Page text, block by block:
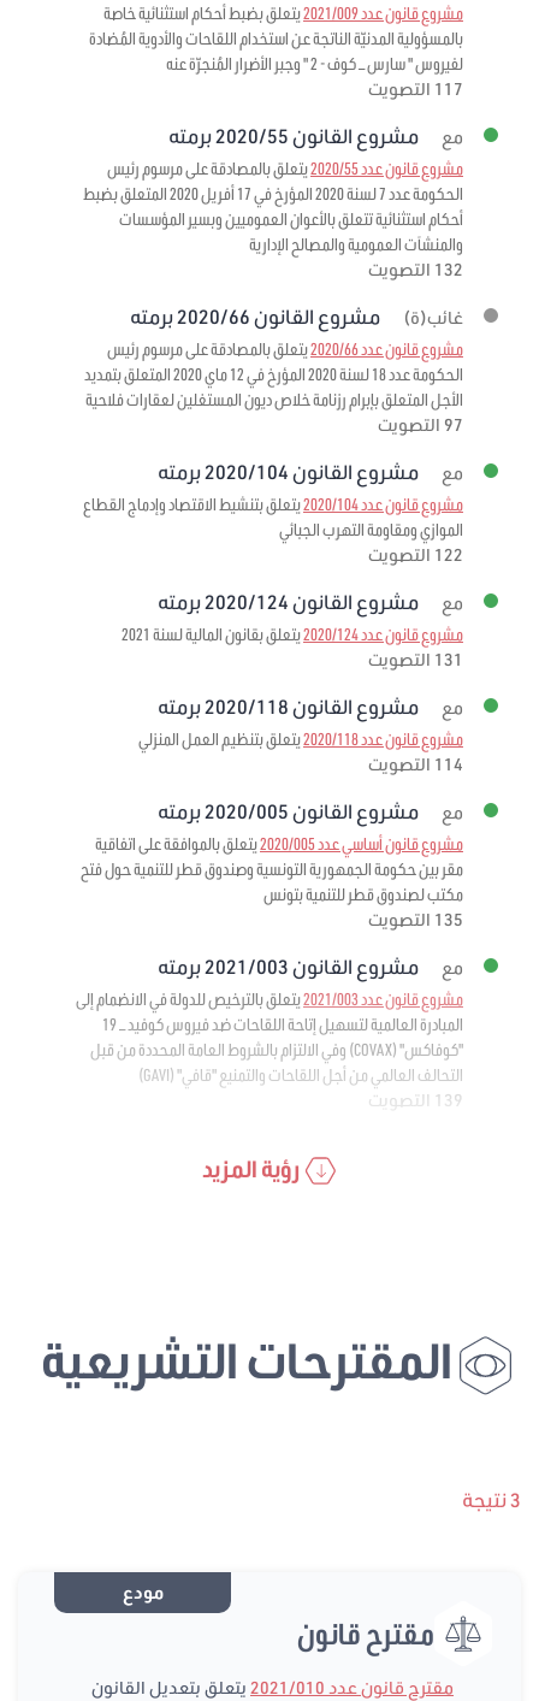
مشروع قانون عدد 2021/009
يتعلق بضبط أحكام استثنائية خاصة
بالمسؤولية المدنيّة الناتجة عن استخدام اللقاحات والأدوية المُضادة
لفيروس " سارس – كوف - 2 " وجبر الأضرار المُنجرّة عنه
117 التصويت
مع مشروع القانون 2020/55 برمته
مشروع قانون عدد 2020/55
يتعلق بالمصادقة على مرسوم رئيس
الحكومة عدد 7 لسنة 2020 المؤرخ في 17 أفريل 2020 المتعلق بضبط
أحكام استثنائية تتعلق بالأعوان العموميين وبسير المؤسسات
والمنشآت العمومية والمصالح الإدارية
132 التصويت
غائب(ة) مشروع القانون 2020/66 برمته
مشروع قانون عدد 2020/66
يتعلق بالمصادقة على مرسوم رئيس
الحكومة عدد 18 لسنة 2020 المؤرخ في 12 ماي 2020 المتعلق بتمديد
الأجل المتعلق بإبرام رزنامة خلاص ديون المستغلين لعقارات فلاحية
97 التصويت
مع مشروع القانون 2020/104 برمته
مشروع قانون عدد 2020/104
يتعلق بتنشيط الاقتصاد وإدماج القطاع
الموازي ومقاومة التهرب الجبائي
122 التصويت
مع مشروع القانون 2020/124 برمته
مشروع قانون عدد 2020/124
يتعلق بقانون المالية لسنة 2021
131 التصويت
مع مشروع القانون 2020/118 برمته
مشروع قانون عدد 2020/118
يتعلق بتنظيم العمل المنزلي
114 التصويت
مع مشروع القانون 2020/005 برمته
مشروع قانون أساسي عدد 2020/005
يتعلق بالموافقة على اتفاقية
مقر بين حكومة الجمهورية التونسية وصندوق قطر للتنمية حول فتح
مكتب لصندوق قطر للتنمية بتونس
135 التصويت
مع مشروع القانون 2021/003 برمته
مشروع قانون عدد 2021/003
يتعلق بالترخيص للدولة في الانضمام إلى
المبادرة العالمية لتسهيل إتاحة اللقاحات ضد فيروس كوفيد – 19
"كوفاكس" (COVAX) وفي الالتزام بالشروط العامة المحددة من قبل
التحالف العالمي من أجل اللقاحات والتمنيع "قافي" (GAVI)
139 التصويت
رؤية المزيد
المقترحات التشريعية
3 نتيجة
مودع
مقترح قانون
مقترح قانون عدد 2021/010
يتعلق بتعديل القانون